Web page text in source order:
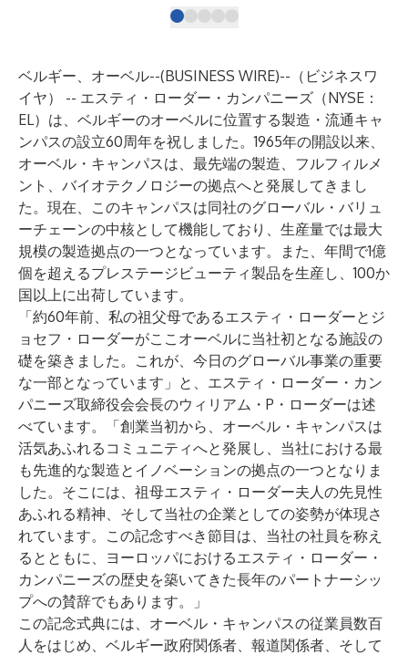
ベルギー、オーベル--(BUSINESS WIRE)-- （ビジネスワ
イヤ） -- エスティ・ローダー・カンパニーズ（NYSE：
EL）は、ベルギーのオーベルに位置する製造・流通キャ
ンパスの設立60周年を祝しました。1965年の開設以来、
オーベル・キャンパスは、最先端の製造、フルフィルメ
ント、バイオテクノロジーの拠点へと発展してきまし
た。現在、このキャンパスは同社のグローバル・バリュ
ーチェーンの中核として機能しており、生産量では最大
規模の製造拠点の一つとなっています。また、年間で1億
個を超えるプレステージビューティ製品を生産し、100か
国以上に出荷しています。
「約60年前、私の祖父母であるエスティ・ローダーとジ
ョセフ・ローダーがここオーベルに当社初となる施設の
礎を築きました。これが、今日のグローバル事業の重要
な一部となっています」と、エスティ・ローダー・カン
パニーズ取締役会会長のウィリアム・P・ローダーは述
べています。「創業当初から、オーベル・キャンパスは
活気あふれるコミュニティへと発展し、当社における最
も先進的な製造とイノベーションの拠点の一つとなりま
した。そこには、祖母エスティ・ローダー夫人の先見性
あふれる精神、そして当社の企業としての姿勢が体現さ
れています。この記念すべき節目は、当社の社員を称え
るとともに、ヨーロッパにおけるエスティ・ローダー・
カンパニーズの歴史を築いてきた長年のパートナーシッ
プへの賛辞でもあります。」
この記念式典には、オーベル・キャンパスの従業員数百
人をはじめ、ベルギー政府関係者、報道関係者、そして